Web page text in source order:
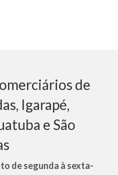
de
Igarapé,
e São
de segunda à sexta-